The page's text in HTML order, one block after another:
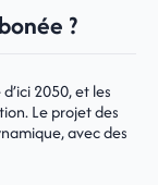
?
2050, et les
Le projet des
avec des